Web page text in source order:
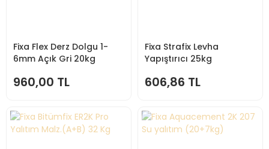
Fixa Flex Derz Dolgu 1-
6mm Açık Gri 20kg
960,00 TL
Fixa Strafix Levha
Yapıştırıcı 25kg
606,86 TL